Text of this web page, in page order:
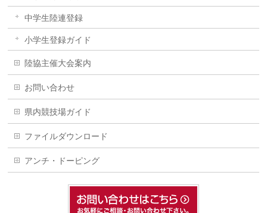
中学生陸連登録
小学生登録ガイド
陸協主催大会案内
お問い合わせ
県内競技場ガイド
ファイルダウンロード
アンチ・ドーピング